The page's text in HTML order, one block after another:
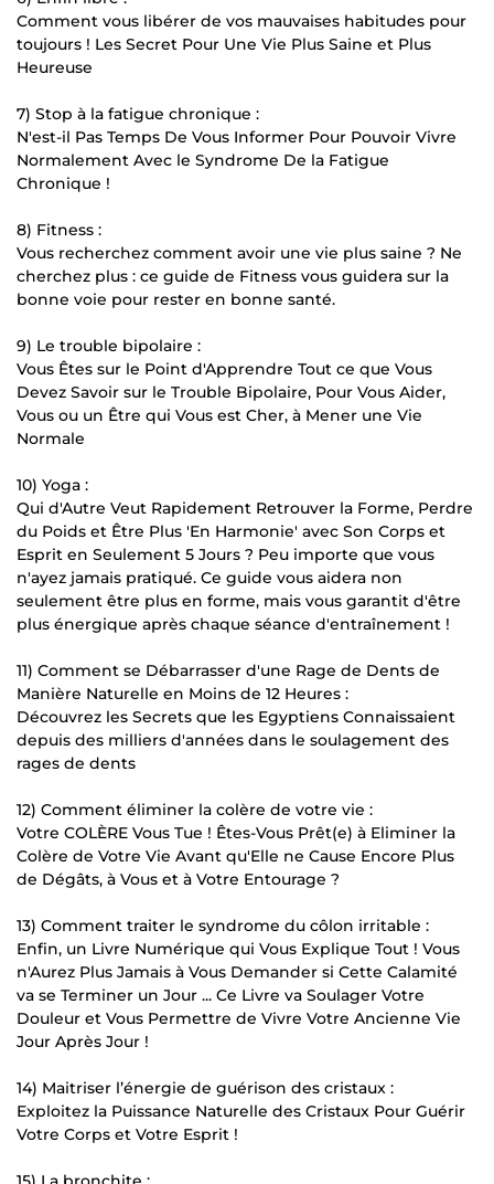
Comment vous libérer de vos mauvaises habitudes pour
toujours ! Les Secret Pour Une Vie Plus Saine et Plus
Heureuse
7) Stop à la fatigue chronique :
N'est-il Pas Temps De Vous Informer Pour Pouvoir Vivre
Normalement Avec le Syndrome De la Fatigue
Chronique !
8) Fitness :
Vous recherchez comment avoir une vie plus saine ? Ne
cherchez plus : ce guide de Fitness vous guidera sur la
bonne voie pour rester en bonne santé.
9) Le trouble bipolaire :
Vous Êtes sur le Point d'Apprendre Tout ce que Vous
Devez Savoir sur le Trouble Bipolaire, Pour Vous Aider,
Vous ou un Être qui Vous est Cher, à Mener une Vie
Normale
10) Yoga :
Qui d'Autre Veut Rapidement Retrouver la Forme, Perdre
du Poids et Être Plus 'En Harmonie' avec Son Corps et
Esprit en Seulement 5 Jours ? Peu importe que vous
n'ayez jamais pratiqué. Ce guide vous aidera non
seulement être plus en forme, mais vous garantit d'être
plus énergique après chaque séance d'entraînement !
11) Comment se Débarrasser d'une Rage de Dents de
Manière Naturelle en Moins de 12 Heures :
Découvrez les Secrets que les Egyptiens Connaissaient
depuis des milliers d'années dans le soulagement des
rages de dents
12) Comment éliminer la colère de votre vie :
Votre COLÈRE Vous Tue ! Êtes-Vous Prêt(e) à Eliminer la
Colère de Votre Vie Avant qu'Elle ne Cause Encore Plus
de Dégâts, à Vous et à Votre Entourage ?
13) Comment traiter le syndrome du côlon irritable :
Enfin, un Livre Numérique qui Vous Explique Tout ! Vous
n'Aurez Plus Jamais à Vous Demander si Cette Calamité
va se Terminer un Jour ... Ce Livre va Soulager Votre
Douleur et Vous Permettre de Vivre Votre Ancienne Vie
Jour Après Jour !
14) Maitriser l’énergie de guérison des cristaux :
Exploitez la Puissance Naturelle des Cristaux Pour Guérir
Votre Corps et Votre Esprit !